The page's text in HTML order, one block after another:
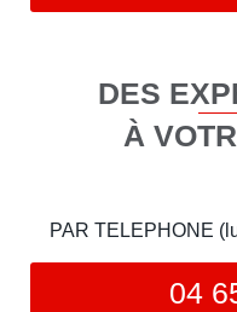
DES
À
PAR TELEPHONE
04